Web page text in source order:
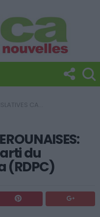
Large victoire du parti du président Paul Biya (RDPC)
du
(RDPC)